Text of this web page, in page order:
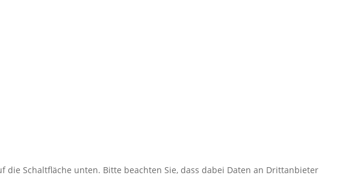
die Schaltfläche unten. Bitte beachten Sie, dass dabei Daten an Drittanbieter